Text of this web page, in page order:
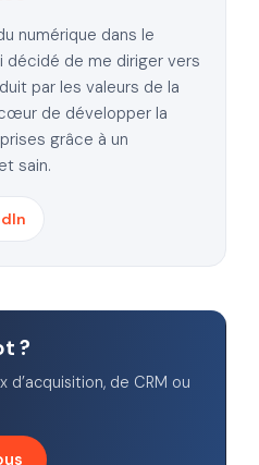
numérique dans le
décidé de me diriger vers
par les valeurs de la
de développer la
grâce à un
sain.
?
d’acquisition, de CRM ou